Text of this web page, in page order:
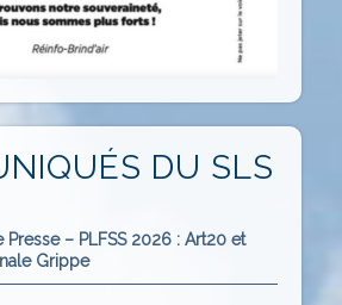
DU SLS
– PLFSS 2026 : Art20 et
Grippe